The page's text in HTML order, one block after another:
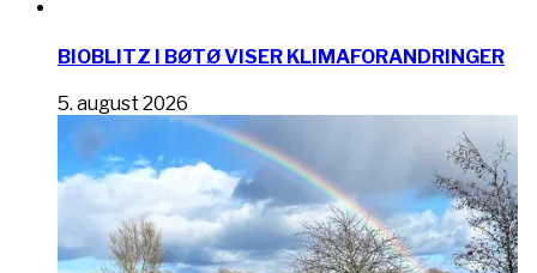
BIOBLITZ I BØTØ VISER KLIMAFORANDRINGER
5. august 2026